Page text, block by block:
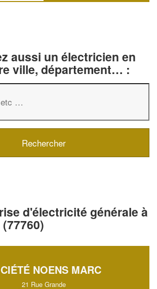
aussi un électricien en
ville, département… :
d'électricité générale à
NOENS MARC
21 Rue Grande
✕
Augmentez votrechiffre
vosmargestout en gagnant de
nouveaux clients